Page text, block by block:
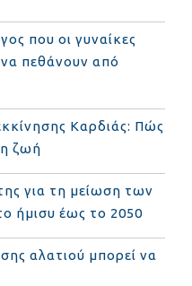
που οι γυναίκες
πεθάνουν από
Καρδιάς: Πώς
ζωή
για τη μείωση των
ήμισυ έως το 2050
αλατιού μπορεί να